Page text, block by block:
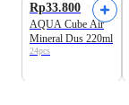
Rp33.800
AQUA Cube Air
Mineral Dus 220ml
24pcs